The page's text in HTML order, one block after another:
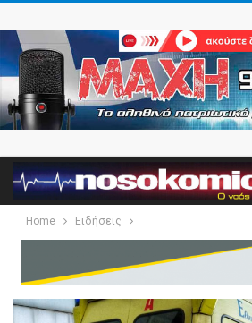
Home Ειδήσεις